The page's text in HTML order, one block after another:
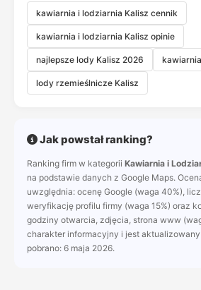
kawiarnia i lodziarnia Kalisz cennik
kawiarnia i lodziarnia Kalisz opinie
najlepsze lody Kalisz 2026
lody rzemieślnicze Kalisz
Jak powstał ranking?
Ranking firm w kategorii Kawiarnia i
na podstawie danych z Google Maps.
uwzględnia: ocenę Google (waga 40%),
weryfikację profilu firmy (waga 15%) oraz
godziny otwarcia, zdjęcia, strona www
charakter informacyjny i jest
pobrano: 6 maja 2026.